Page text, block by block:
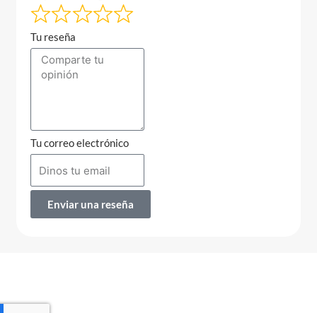
Tu reseña
Tu correo electrónico
Enviar una reseña